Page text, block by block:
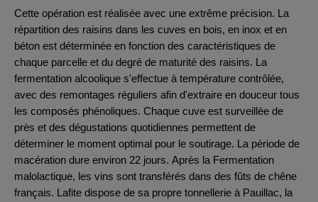
Cette opération est réalisée avec une extrême précision. La
répartition des raisins dans les cuves en bois, en inox et en
béton est déterminée en fonction des caractéristiques de
chaque parcelle et du degré de maturité des raisins. La
fermentation alcoolique s'effectue à température contrôlée,
avec des remontages réguliers afin d'extraire en douceur tous
les composés phénoliques. Chaque cuve est surveillée de
près et des dégustations quotidiennes permettent de
déterminer le moment optimal pour le soutirage. La période de
macération dure environ 22 jours. Après la Fermentation
malolactique, les vins sont transférés dans des fûts de chêne
français. Lafite dispose de sa propre tonnellerie à Pauillac, la